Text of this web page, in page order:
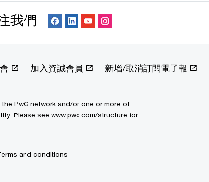
我們
加入資誠會員 新增/取消訂閱電子報
PwC network and/or one or more of
Please see www.pwc.com/structure for
and conditions